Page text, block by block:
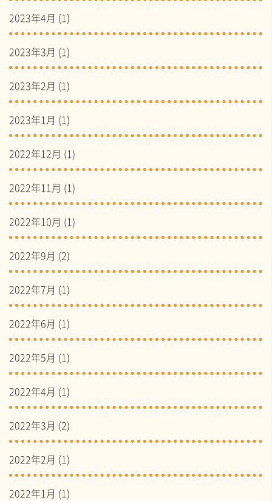
2023年4月 (1)
2023年3月 (1)
2023年2月 (1)
2023年1月 (1)
2022年12月 (1)
2022年11月 (1)
2022年10月 (1)
2022年9月 (2)
2022年7月 (1)
2022年6月 (1)
2022年5月 (1)
2022年4月 (1)
2022年3月 (2)
2022年2月 (1)
2022年1月 (1)